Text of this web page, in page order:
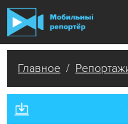
Главное /